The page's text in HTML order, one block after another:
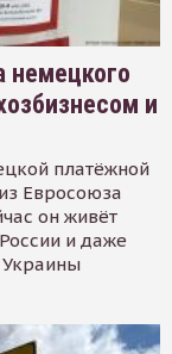
немецкого
и
платёжной
Евросоюза
он живёт
и даже
Украины